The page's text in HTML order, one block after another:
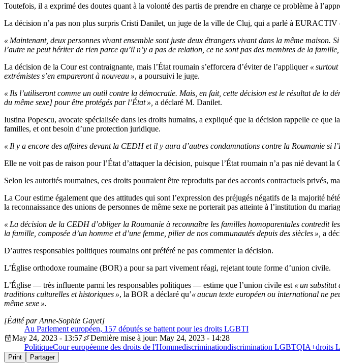
Toutefois, il a exprimé des doutes quant à la volonté des partis de prendre en charge ce problème à
La décision n’a pas non plus surpris Cristi Danilet, un juge de la ville de Cluj, qui a parlé à EURACTIV
« Maintenant, deux personnes vivant ensemble sont juste deux étrangers vivant dans la même maison.
l’autre ne peut hériter de rien parce qu’il n’y a pas de relation, ce ne sont pas des membres de la famille,
La décision de la Cour est contraignante, mais l’État roumain s’efforcera d’éviter de l’appliquer «
extrémistes s’en empareront à nouveau », a poursuivi le juge.
« Ils l’utiliseront comme un outil contre la démocratie. Mais, en fait, cette décision est le résultat de la
du même sexe] pour être protégés par l’État », a déclaré M. Danilet.
Iustina Popescu, avocate spécialisée dans les droits humains, a expliqué que la décision rappelle ce
familles, et ont besoin d’une protection juridique.
« Il y a encore des affaires devant la CEDH et il y aura d’autres condamnations contre la Roumanie si
Elle ne voit pas de raison pour l’État d’attaquer la décision, puisque l’État roumain n’a pas nié devant
Selon les autorités roumaines, ces droits pourraient être reproduits par des accords contractuels privés,
La Cour estime également que des attitudes qui sont l’expression des préjugés négatifs de la majorité
la reconnaissance des unions de personnes de même sexe ne porterait pas atteinte à l’institution du
« La décision de la CEDH d’obliger la Roumanie à reconnaître les familles homoparentales contredit
la famille, composée d’un homme et d’une femme, pilier de nos communautés depuis des siècles », a
D’autres responsables politiques roumains ont préféré ne pas commenter la décision.
L’Église orthodoxe roumaine (BOR) a pour sa part vivement réagi, rejetant toute forme d’union civile.
L’Église — très influente parmi les responsables politiques — estime que l’union civile est « un substitut
traditions culturelles et historiques », la BOR a déclaré qu’« aucun texte européen ou international ne
même sexe ».
Au Parlement européen, 157 députés se battent pour les droits LGBTI
[Édité par Anne-Sophie Gayet]
May 24, 2023 - 13:57
Dernière mise à jour: May 24, 2023 - 14:28
PolitiqueCour européenne des droits de l'Hommediscriminationdiscrimination LGBTQIA+droits
Print Partager